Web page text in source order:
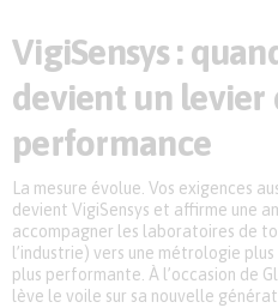
VigiSensys :
devient un levier
performance
La mesure évolue. Vos exigences
devient VigiSensys et affirme une
accompagner les laboratoires de
l’industrie) vers une métrologie
plus performante. À l’occasion de
lève le voile sur sa nouvelle